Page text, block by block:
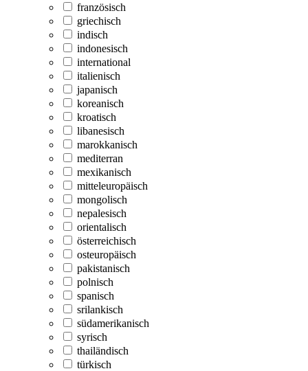
französisch
griechisch
indisch
indonesisch
international
italienisch
japanisch
koreanisch
kroatisch
libanesisch
marokkanisch
mediterran
mexikanisch
mitteleuropäisch
mongolisch
nepalesisch
orientalisch
österreichisch
osteuropäisch
pakistanisch
polnisch
spanisch
srilankisch
südamerikanisch
syrisch
thailändisch
türkisch